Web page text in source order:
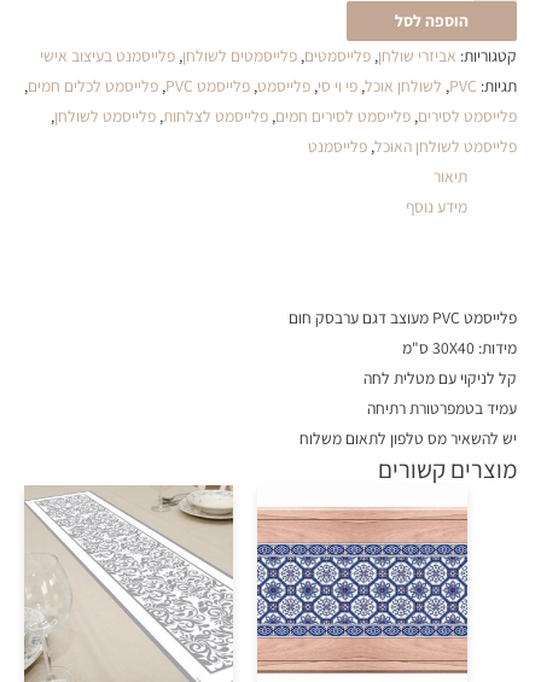
הוספה לסל
קטגוריות: אביזרי שולחן, פלייסמטים, פלייסמטים לשולחן, פלייסמנט בעיצוב אישי
תגיות: PVC
, לשולחן אוכל, פי וי סי, פלייסמט, פלייסמט PVC , פלייסמט לכלים חמים,
פלייסמט לסירים, פלייסמט לסירים חמים, פלייסמט לצלחות, פלייסמט לשולחן,
פלייסמט לשולחן האוכל, פלייסמנט
תיאור
מידע נוסף
פלייסמט PVC מעוצב דגם ערבסק חום
מידות: 30X40 ס"מ
קל לניקוי עם מטלית לחה
עמיד בטמפרטורת רתיחה
יש להשאיר מס טלפון לתאום משלוח
מוצרים קשורים